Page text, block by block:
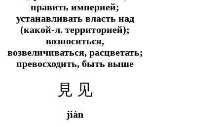
править империей;
устанавливать власть над
(какой-л. территорией);
возноситься,
возвеличиваться, расцветать;
превосходить, быть выше
見 见
jiàn